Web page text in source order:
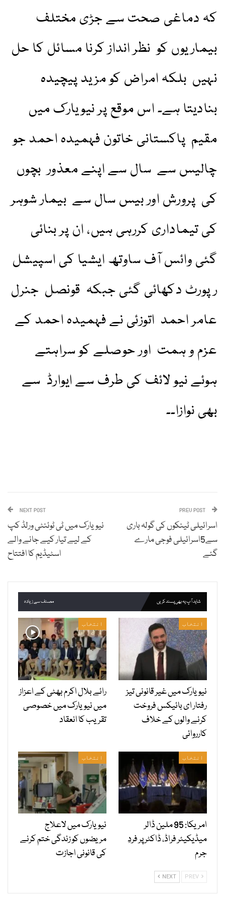
کہ دماغی صحت سے جڑی مختلف
بیماریوں کو نظر انداز کرنا مسائل کا حل
نہیں بلکہ امراض کو مزید پیچیدہ
بنادیتا ہے۔ اس موقع پر نیویارک میں
مقیم پاکستانی خاتون فہمیدہ احمد جو
چالیس سے سال سے اپنے معذور بچوں
کی پرورش اور بیس سال سے بیمار شوہر
کی تیماداری کررہی ہیں، ان پر بنائی
گئی وائس آف ساوتھ ایشیا کی اسپیشل
رپورٹ دکھائی گئی جبکہ قونصل جنرل
عامر احمد اتوزئی نے فہمیدہ احمد کے
عزم و ہمت اور حوصلے کو سراہتے
ہوئے نیو لائف کی طرف سے ایوارڈ سے
بھی نوازا۔۔
اسرائیلی ٹینکوں کی گولہ باری
سے5اسرائیلی فوجی مارے
گئے
NEXT POST
نیویارک میں ٹی ٹوئنٹی ورلڈ کپ
کے لیے تیار کیے جانے والے
اسٹیڈیم کا افتتاح
شاید آپ یہ بھی پسند کریں مصنف سے زیادہ
انتخاب
نیویارک میں غیر قانونی تیز
رفتار ای بائیکس فروخت
کرنے والوں کے خلاف
کارروائی
انتخاب
رائے بلال اکرم بھٹی کے اعزاز
میں نیویارک میں خصوصی
تقریب کا انعقاد
انتخاب
امریکا: 95 ملین ڈالر
میڈیکیئر فراڈ، ڈاکٹر پر فردِ
جرم
انتخاب
نیویارک میں لاعلاج
مریضوں کو زندگی ختم کرنے
کی قانونی اجازت
NEXT